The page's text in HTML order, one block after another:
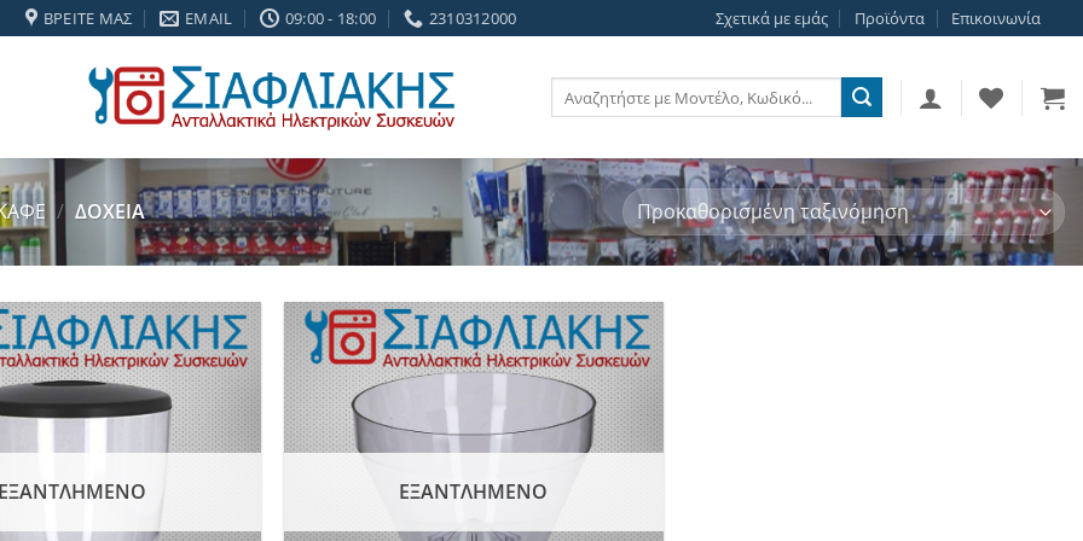
ΒΡΕΊΤΕ ΜΑΣ EMAIL 09:00 - 18:00 2310312000 Σχετικά με εμάς Προϊόντα Επικοινωνία
Αναζήτηση
για:
/ ΔΟΧΕΙΑ
Add to
wishlist
ΕΞΑΝΤΛΗΜΈΝΟ
Add to
wishlist
ΕΞΑΝΤΛΗΜΈΝΟ